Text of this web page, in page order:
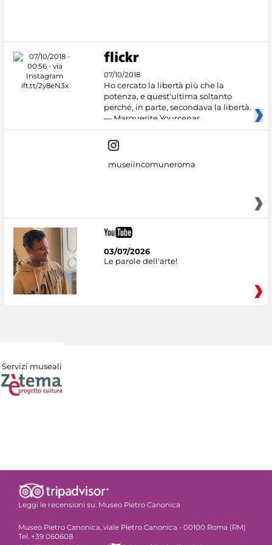
07/10/2018
Ho cercato la libertà più che la
potenza, e quest'ultima soltanto
perché, in parte, secondava la libertà.
— Marguerite Yourcenar
museiincomuneroma
03/07/2026
Le parole dell'arte!
Servizi museali
Leggi le recensioni su: Museo Pietro Canonica
Museo Pietro Canonica, viale Pietro Canonica - 00100 Roma (RM)
Tel. +39 060608